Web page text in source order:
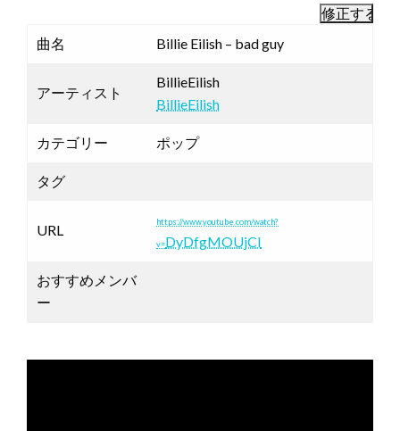
曲名 Billie Eilish – bad guy
アーティスト
BillieEilish
BillieEilish
カテゴリー ポップ
タグ
URL https://www.youtube.com/watch?
v=DyDfgMOUjCI
おすすめメンバ
ー